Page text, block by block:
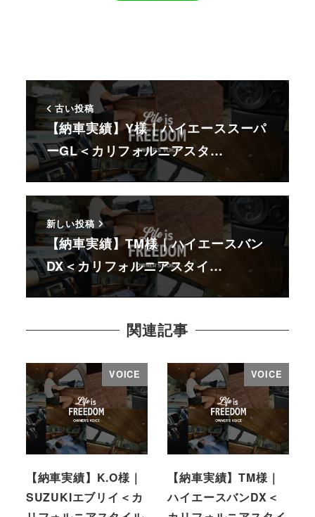
古い投稿
【納車実績】Y様｜ハイエーススーパ
ーGL＜カリフォルニアスタ…
新しい投稿
【納車実績】TM様｜ハイエースバン
DX＜カリフォルニアスタイ…
関連記事
VOICE
【納車実績】K.O様｜
SUZUKIエブリイ＜カ
VOICE
【納車実績】TM様｜
ハイエースバンDX＜